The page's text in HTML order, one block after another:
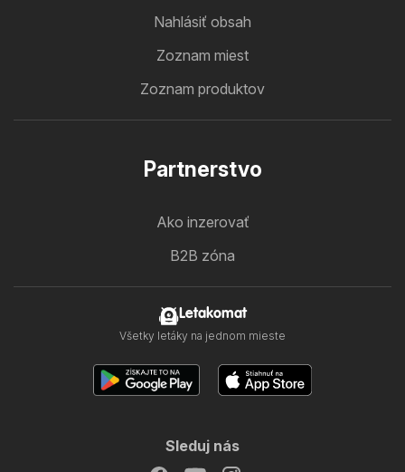
Nahlásiť obsah
Zoznam miest
Zoznam produktov
Partnerstvo
Ako inzerovať
B2B zóna
Letakomat
Všetky letáky na jednom mieste
Sleduj nás